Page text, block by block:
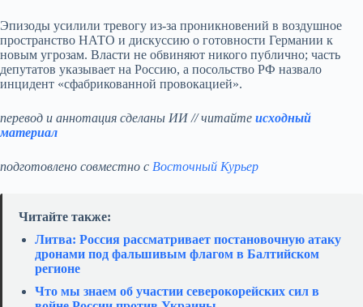
Эпизоды усилили тревогу из‑за проникновений в воздушное
пространство НАТО и дискуссию о готовности Германии к
новым угрозам. Власти не обвиняют никого публично; часть
депутатов указывает на Россию, а посольство РФ назвало
инцидент «сфабрикованной провокацией».
перевод и аннотация сделаны ИИ // читайте исходный
материал
подготовлено совместно с Восточный Курьер
Читайте также:
Литва: Россия рассматривает постановочную атаку
дронами под фальшивым флагом в Балтийском
регионе
Что мы знаем об участии северокорейских сил в